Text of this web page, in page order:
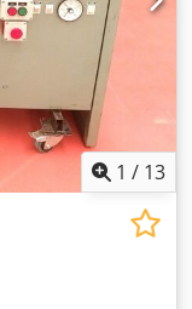
1 / 13